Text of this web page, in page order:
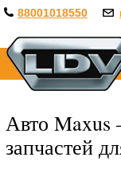
88001018550
Авто Maxus
запчастей